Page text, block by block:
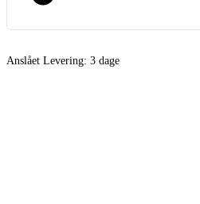
Anslået Levering: 3 dage